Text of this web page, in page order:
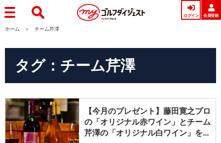
ログイン 会員登録
ホーム チーム芹澤
タグ：チーム芹澤
【今月のプレゼント】藤田寛之プロ
の「オリジナル赤ワイン」とチーム
芹澤の「オリジナル白ワイン」をプ